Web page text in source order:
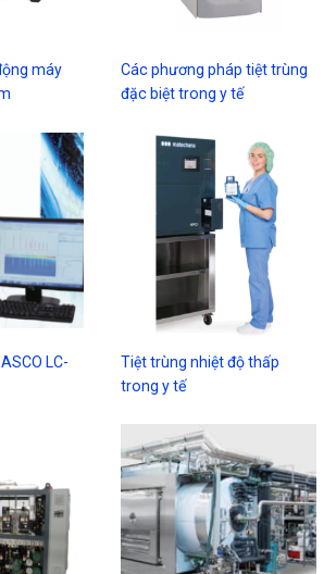
máy
Các phương pháp tiệt trùng
đặc biệt trong y tế
LC-
Tiệt trùng nhiệt độ thấp
trong y tế